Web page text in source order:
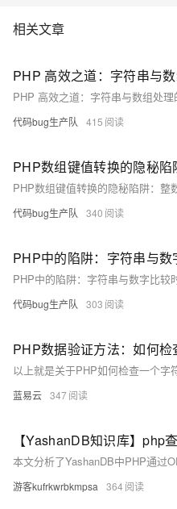
相关文章
PHP 高效之道：字符串与
PHP 高效之道：字符串与数组处
代码bug生产队 415
PHP数组键值转换的隐秘陷
PHP数组键值转换的隐秘陷阱：整
代码bug生产队 340
PHP中的陷阱：字符串与数
PHP中的陷阱：字符串与数字比较
代码bug生产队 303
蓝易云 347
游客kufrkwrbkmpsa 364